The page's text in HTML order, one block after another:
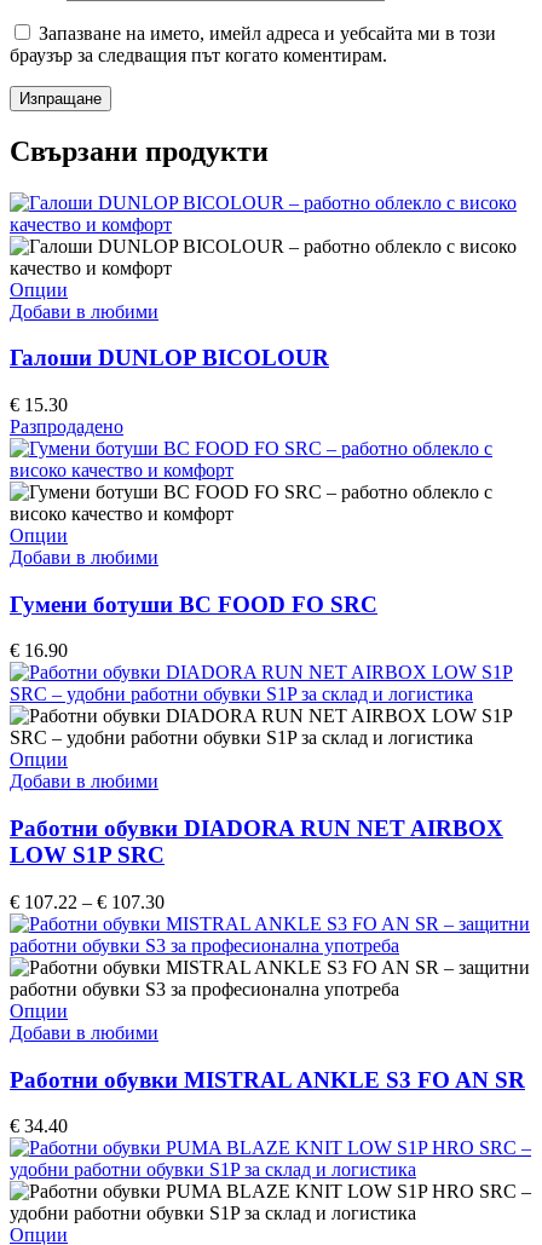
Запазване на името, имейл адреса и уебсайта ми в този
браузър за следващия път когато коментирам.
Свързани продукти
Опции
product
multiple
The
options
may
be
chosen
on
product
page
Добави в любими
Галоши DUNLOP BICOLOUR
€ 15.30
Разпродадено
Опции
product
multiple
variants.
The
options
may
be
chosen
on
the
product
Добави в любими
Гумени ботуши BC FOOD FO SRC
€ 16.90
Опции
product
multiple
variants.
The
may
be
chosen
on
the
product
page
Добави в любими
Работни обувки DIADORA RUN NET AIRBOX
LOW S1P SRC
€ 107.22 – € 107.30Price
range:
€ 107.22
through
€ 107.30
Опции
product
multiple
variants.
The
options
may
be
chosen
on
Добави в любими
Работни обувки MISTRAL ANKLE S3 FO AN SR
€ 34.40
Опции